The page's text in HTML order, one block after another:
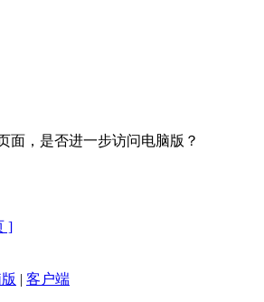
面，是否进一步访问电脑版？
]
| 客户端